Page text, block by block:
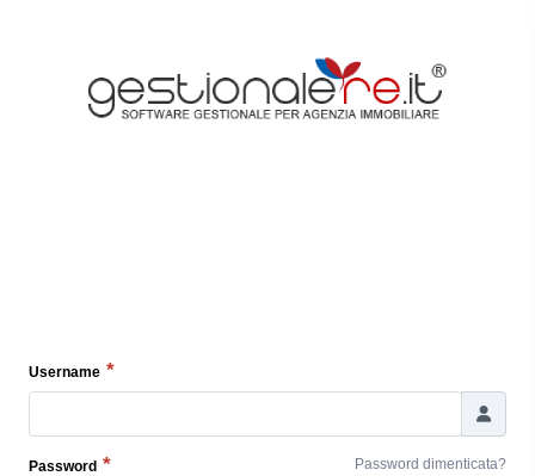
Username
Password Password dimenticata?